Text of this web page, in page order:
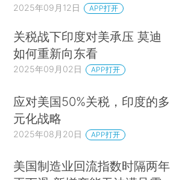
2025年09月12日 APP打开
关税战下印度对美承压 莫迪
如何重新向东看
2025年09月02日 APP打开
应对美国50%关税，印度的多
元化战略
2025年08月20日 APP打开
美国制造业回流指数时隔两年